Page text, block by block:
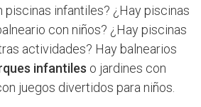
piscinas infantiles? ¿Hay piscinas
con niños? ¿Hay piscinas
actividades? Hay balnearios
infantiles o jardines con
juegos divertidos para niños.